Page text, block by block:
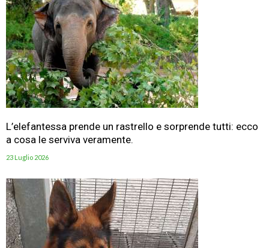
L’elefantessa prende un rastrello e sorprende tutti: ecco
a cosa le serviva veramente.
23 Luglio 2026